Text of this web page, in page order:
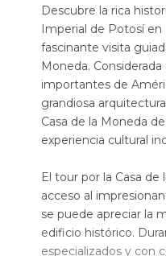
Descubre la rica
Imperial de Potosí en
fascinante visita
Moneda.
importantes de
grandiosa
Casa de la Moneda
experiencia cultural
El tour por la Casa
acceso al
se puede apreciar la
edificio histórico.
especializados y con